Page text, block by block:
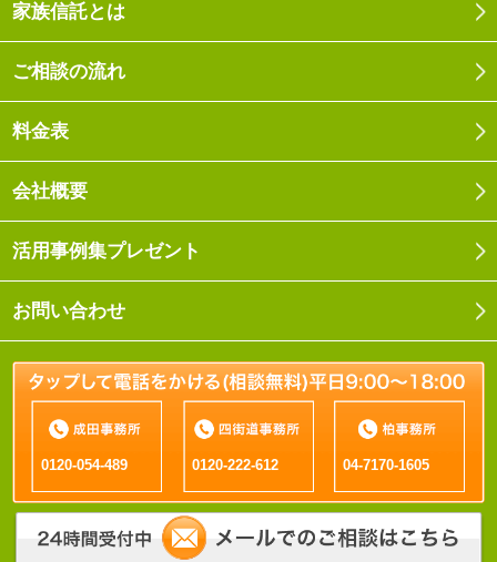
家族信託とは
ご相談の流れ
料金表
会社概要
活用事例集プレゼント
お問い合わせ
0120-054-489 0120-222-612 04-7170-1605